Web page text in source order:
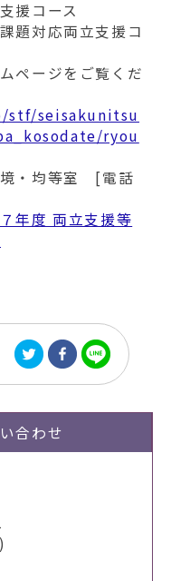
援コース
題対応両立支援コ
ページをご覧くだ
stf/seisakunitsu
ryou
・均等室 [電話
年度 両立支援等
合わせ